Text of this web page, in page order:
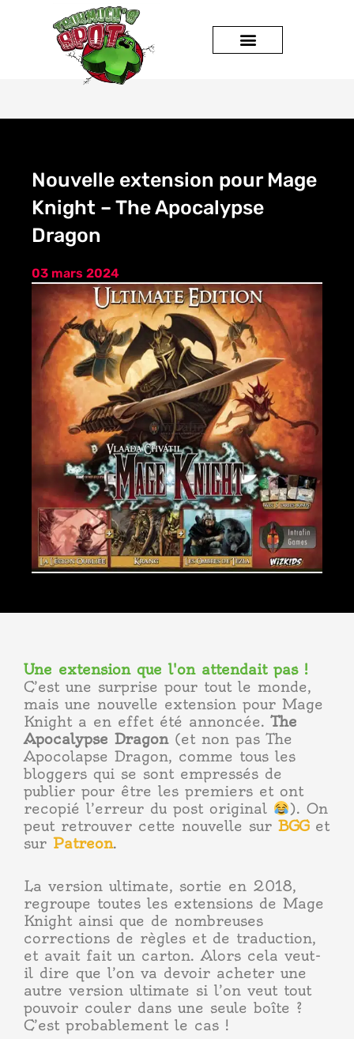
Nouvelle extension pour Mage
Knight – The Apocalypse
Dragon
03 mars 2024
Une extension que l'on attendait pas !
C’est une surprise pour tout le monde,
mais une nouvelle extension pour Mage
Knight a en effet été annoncée.The
Apocalypse Dragon(et non pas The
Apocolapse Dragon, comme tous les
bloggers qui se sont empressés de
publier pour être les premiers et ont
recopié l’erreur du post original
). On
peut retrouver cette nouvelle sur BGGet
sur Patreon.
La version ultimate, sortie en 2018,
regroupe toutes les extensions de Mage
Knight ainsi que de nombreuses
corrections de règles et de traduction,
et avait fait un carton. Alors cela veut-
il dire que l’on va devoir acheter une
autre version ultimate si l’on veut tout
pouvoir couler dans une seule boîte ?
C’est probablement le cas !